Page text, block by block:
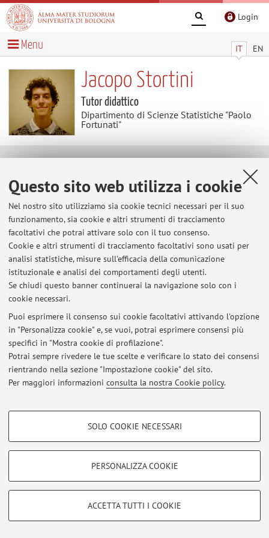
Questo sito web utilizza i cookie
Nel nostro sito utilizziamo sia cookie tecnici necessari per il suo
funzionamento, sia cookie e altri strumenti di tracciamento
facoltativi che potrai attivare solo con il tuo consenso.
Cookie e altri strumenti di tracciamento facoltativi sono usati per
analisi statistiche, misure sull'efficacia della comunicazione
istituzionale e analisi dei comportamenti degli utenti.
Se chiudi questo banner continuerai la navigazione solo con i
cookie necessari.
Puoi esprimere il consenso sui cookie facoltativi attivando l'opzione
in "Personalizza cookie" e, se vuoi, potrai esprimere consensi più
specifici in "Mostra cookie di profilazione".
Potrai sempre rivedere le tue scelte e verificare lo stato dei consensi
rientrando nella sezione "Impostazione cookie" del sito.
Per maggiori informazioni consulta la nostra Cookie policy.
COOKIE DI PROFILAZIONE - FACOLTATIVI
COOKIE TECNICI - NECESSARI
Si tratta di cookie tecnici utilizzati, a titolo esemplificativo, per il corretto
SOLO COOKIE NECESSARI
PERSONALIZZA COOKIE
ACCETTA TUTTI I COOKIE
Login
IT EN
Menu
Jacopo Stortini
Tutor didattico
Dipartimento di Scienze Statistiche "Paolo
Fortunati"
Ultimi avvisi
Al momento non sono presenti avvisi.
Area riservata
Accedi tramite
|Note legali| Impostazioni Cookie